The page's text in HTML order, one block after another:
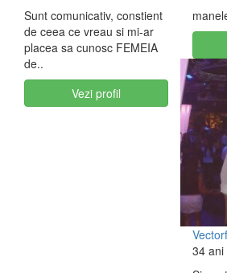
Sunt comunicativ, constient
de ceea ce vreau si mi-ar
placea sa cunosc FEMEIA
de..
Vezi profil
34 ani